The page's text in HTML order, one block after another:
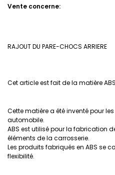
Vente concerne:
RAJOUT DU PARE-CHOCS ARRIERE
Cet article est fait de la matière
Cette matière a été inventé pour
automobile.
ABS est utilisé pour la fabrication
éléments de la carrosserie.
Les produits fabriqués en ABS se
flexibilité.